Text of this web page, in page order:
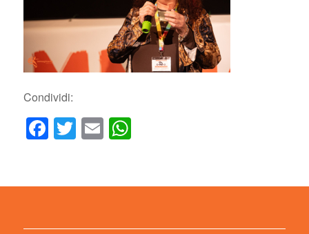
Condividi:
Facebook
Twitter
EmailWhatsApp